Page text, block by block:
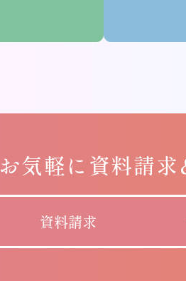
お気軽に 資料請求
資料請求